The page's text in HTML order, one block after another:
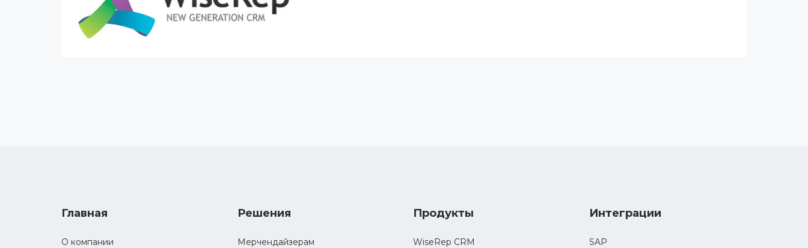
Главная
О компании
Решения
Мерчендайзерам
Продукты
WiseRep CRM
Интеграции
SAP